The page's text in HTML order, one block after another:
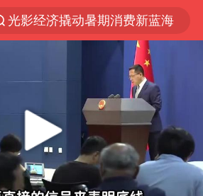
光影经济撬动暑期消费新蓝海
浙江上海等地有大雨或暴雨
《欢迎来龙餐馆》口碑
西湖突现狂风暴雨 游客瞬间被浇透
情侣在平潭拍日出时坠崖致一死一伤
香港正式允许“拒绝抢救”